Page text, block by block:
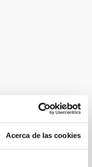
Acerca de las cookies